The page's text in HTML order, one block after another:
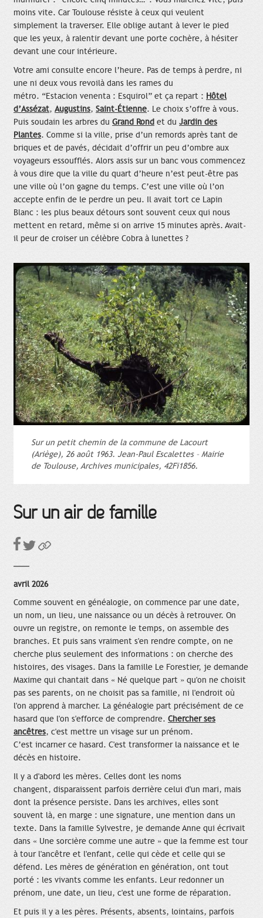
moins vite. Car Toulouse résiste à ceux qui veulent
simplement la traverser. Elle oblige autant à lever le pied
que les yeux, à ralentir devant une porte cochère, à hésiter
devant une cour intérieure.
Votre ami consulte encore l’heure. Pas de temps à perdre, ni
une ni deux vous revoilà dans les rames du
métro. “Estacion venenta : Esquirol” et ça repart : Hôtel
d’Assézat, Augustins, Saint-Étienne. Le choix s’offre à vous.
Puis soudain les arbres du Grand Rond et du Jardin des
Plantes. Comme si la ville, prise d’un remords après tant de
briques et de pavés, décidait d’offrir un peu d’ombre aux
voyageurs essoufflés. Alors assis sur un banc vous commencez
à vous dire que la ville du quart d’heure n’est peut-être pas
une ville où l’on gagne du temps. C’est une ville où l’on
accepte enfin de le perdre un peu. Il avait tort ce Lapin
Blanc : les plus beaux détours sont souvent ceux qui nous
mettent en retard, même si on arrive 15 minutes après. Avait-
il peur de croiser un célèbre Cobra à lunettes ?
Sur un petit chemin de la commune de Lacourt
(Ariège), 26 août 1963. Jean-Paul Escalettes – Mairie
de Toulouse, Archives municipales, 42Fi1856.
Sur un air de famille
avril 2026
Comme souvent en généalogie, on commence par une date,
un nom, un lieu, une naissance ou un décès à retrouver. On
ouvre un registre, on remonte le temps, on assemble des
branches. Et puis sans vraiment s'en rendre compte, on ne
cherche plus seulement des informations : on cherche des
histoires, des visages. Dans la famille Le Forestier, je demande
Maxime qui chantait dans « Né quelque part » qu'on ne choisit
pas ses parents, on ne choisit pas sa famille, ni l'endroit où
l'on apprend à marcher. La généalogie part précisément de ce
hasard que l'on s'efforce de comprendre. Chercher ses
ancêtres, c'est mettre un visage sur un prénom.
C’est incarner ce hasard. C'est transformer la naissance et le
décès en histoire.
Il y a d'abord les mères. Celles dont les noms
changent, disparaissent parfois derrière celui d'un mari, mais
dont la présence persiste. Dans les archives, elles sont
souvent là, en marge : une signature, une mention dans un
texte. Dans la famille Sylvestre, je demande Anne qui écrivait
dans « Une sorcière comme une autre » que la femme est tour
à tour l'ancêtre et l'enfant, celle qui cède et celle qui se
défend. Les mères de génération en génération, ont tout
porté : les vivants comme les enfants. Leur redonner un
prénom, une date, un lieu, c'est une forme de réparation.
Et puis il y a les pères. Présents, absents, lointains, parfois